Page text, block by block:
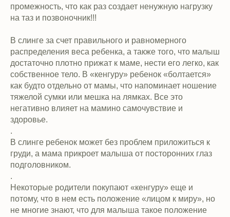
промежность, что как раз создает ненужную нагрузку
на таз и позвоночник!!!
В слинге за счет правильного и равномерного
распределения веса ребенка, а также того, что малыш
достаточно плотно прижат к маме, нести его легко, как
собственное тело. В «кенгуру» ребенок «болтается»
как будто отдельно от мамы, что напоминает ношение
тяжелой сумки или мешка на лямках. Все это
негативно влияет на мамино самочувствие и
здоровье.
.
В слинге ребенок может без проблем приложиться к
груди, а мама прикроет малыша от посторонних глаз
подголовником.
.
Некоторые родители покупают «кенгуру» еще и
потому, что в нем есть положение «лицом к миру», но
не многие знают, что для малыша такое положение